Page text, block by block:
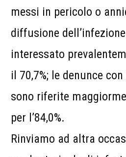
messi in pericolo o
diffusione
interessato
il 70,7%; le denunce
sono riferite
per l’84,0%.
Rinviamo ad altra